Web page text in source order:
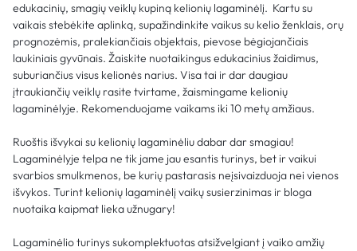
edukacinių, smagių veiklų kupiną kelionių lagaminėlį. Kartu su
vaikais stebėkite aplinką, supažindinkite vaikus su kelio ženklais, orų
prognozėmis, pralekiančiais objektais, pievose bėgiojančiais
laukiniais gyvūnais. Žaiskite nuotaikingus edukacinius žaidimus,
suburiančius visus kelionės narius. Visa tai ir dar daugiau
įtraukiančių veiklų rasite tvirtame, žaismingame kelionių
lagaminėlyje. Rekomenduojame vaikams iki 10 metų amžiaus.
Ruoštis išvykai su kelionių lagaminėliu dabar dar smagiau!
Lagaminėlyje telpa ne tik jame jau esantis turinys, bet ir vaikui
svarbios smulkmenos, be kurių pastarasis neįsivaizduoja nei vienos
išvykos. Turint kelionių lagaminėlį vaikų susierzinimas ir bloga
nuotaika kaipmat lieka užnugary!
Lagaminėlio turinys sukomplektuotas atsižvelgiant į vaiko amžių